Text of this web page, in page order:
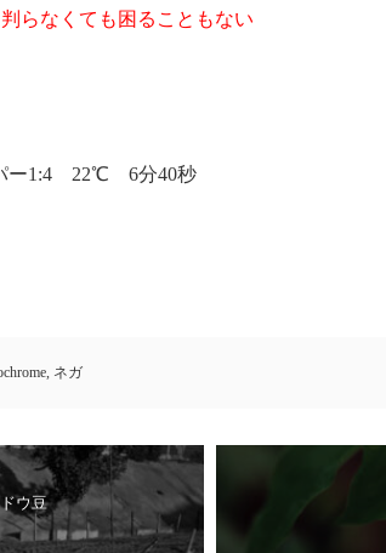
らなくても困ることもない
ー1:4 22℃ 6分40秒
, ネガ
ウ豆